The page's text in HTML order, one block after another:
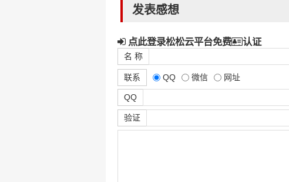
发表感想
点此登录松松云平台免费 认证
名 称
联系 QQ 微信 网址
QQ
验证